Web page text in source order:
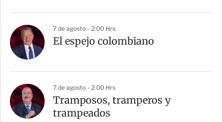
7 de agosto - 2:00 Hrs
El espejo colombiano
7 de agosto - 2:00 Hrs
Tramposos, tramperos y
trampeados